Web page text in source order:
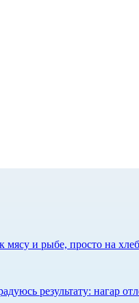
и рыбе, просто на
результату: нагар